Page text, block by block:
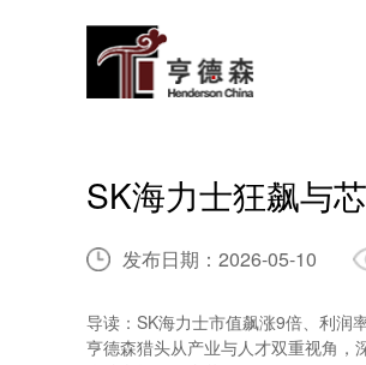
SK海力士狂飙与
发布日期： 2026-05-10
导读：​SK海力士市值飙涨9倍、利润
亨德森猎头从产业与人才双重视角，